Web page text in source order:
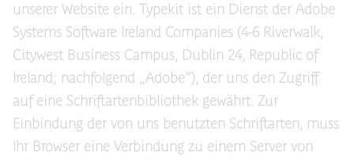
unserer Website ein. Typekit ist ein Dienst der Adobe
Systems Software Ireland Companies (4-6 Riverwalk,
Citywest Business Campus, Dublin 24, Republic of
Ireland; nachfolgend „Adobe“), der uns den Zugriff
auf eine Schriftartenbibliothek gewährt. Zur
Einbindung der von uns benutzten Schriftarten, muss
Ihr Browser eine Verbindung zu einem Server von